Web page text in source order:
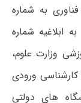
به شماره
با استناد به ابلاغیه شماره
محترم آموزشی وزارت علوم،
کارشناسی ورودی
های دولتی